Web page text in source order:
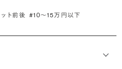
ト前後 #10〜15万円以下